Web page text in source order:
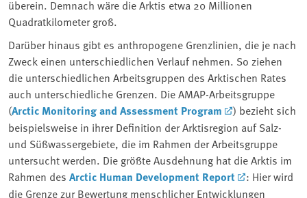
überein. Demnach wäre die Arktis etwa 20 Millionen
Quadratkilometer groß.
Darüber hinaus gibt es anthropogene Grenzlinien, die je nach
Zweck einen unterschiedlichen Verlauf nehmen. So ziehen
die unterschiedlichen Arbeitsgruppen des Arktischen Rates
auch unterschiedliche Grenzen. Die AMAP-Arbeitsgruppe
(Arctic Monitoring and Assessment Program
) bezieht sich
beispielsweise in ihrer Definition der Arktisregion auf Salz-
und Süßwassergebiete, die im Rahmen der Arbeitsgruppe
untersucht werden. Die größte Ausdehnung hat die Arktis im
Rahmen des Arctic Human Development Report
: Hier wird
die Grenze zur Bewertung menschlicher Entwicklungen